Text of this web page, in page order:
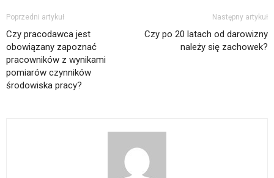
Poprzedni artykuł
Czy pracodawca jest
obowiązany zapoznać
pracowników z wynikami
pomiarów czynników
środowiska pracy?
Następny artykuł
Czy po 20 latach od darowizny
należy się zachowek?